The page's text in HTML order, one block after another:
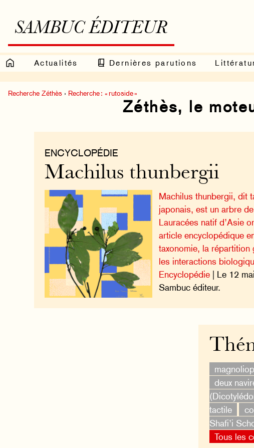
SAMBUC ÉDITEUR
Actualités Dernières parutions
Recherche Zéthès › Recherche : « rutoside »
Zéthès, le
ENCYCLOPÉDIE
Machilus thunbergii
Machilus thunbergii, dit
japonais, est un arbre
Lauracées natif d’Asie
article encyclopédique
taxonomie, la répartition
les interactions
Encyclopédie | Le 12
Sambuc éditeur.
deux
tactile
Shafi’i
Tous les